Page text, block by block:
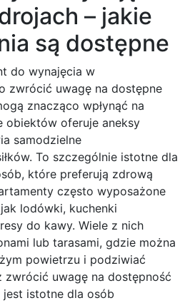
– jakie
są dostępne
do wynajęcia w
zwrócić uwagę na dostępne
znacząco wpłynąć na
obiektów oferuje aneksy
samodzielne
To szczególnie istotne dla
które preferują zdrową
często wyposażone
lodówki, kuchenki
do kawy. Wiele z nich
lub tarasami, gdzie można
powietrzu i podziwiać
uwagę na dostępność
jest istotne dla osób